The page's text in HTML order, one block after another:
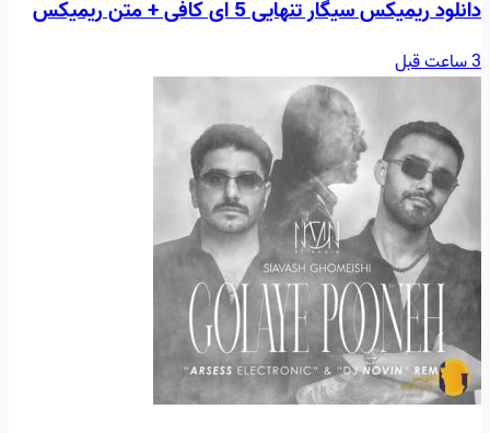
دانلود ریمیکس سیگار تنهایی 5 ای کافی + متن ریمیکس
3 ساعت قبل